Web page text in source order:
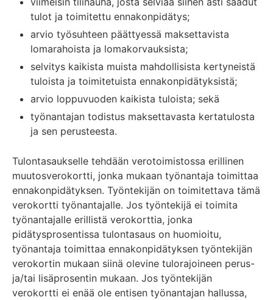
tulot ja toimitettu ennakonpidätys;
arvio työsuhteen päättyessä maksettavista
lomarahoista ja lomakorvauksista;
selvitys kaikista muista mahdollisista kertyneistä
tuloista ja toimitetuista ennakonpidätyksistä;
arvio loppuvuoden kaikista tuloista; sekä
työnantajan todistus maksettavasta kertatulosta
ja sen perusteesta.
Tulontasaukselle tehdään verotoimistossa erillinen
muutosverokortti, jonka mukaan työnantaja toimittaa
ennakonpidätyksen. Työntekijän on toimitettava tämä
verokortti työnantajalle. Jos työntekijä ei toimita
työnantajalle erillistä verokorttia, jonka
pidätysprosentissa tulontasaus on huomioitu,
työnantaja toimittaa ennakonpidätyksen työntekijän
verokortin mukaan siinä olevine tulorajoineen perus-
ja/tai lisäprosentin mukaan. Jos työntekijän
verokortti ei enää ole entisen työnantajan hallussa,